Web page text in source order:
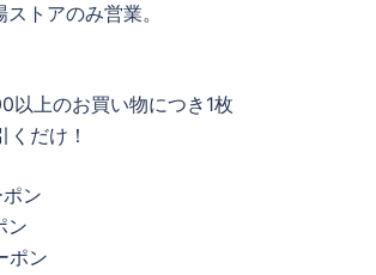
ストアのみ営業。
以上のお買い物につき1枚
くだけ！
ン
ン
ポン